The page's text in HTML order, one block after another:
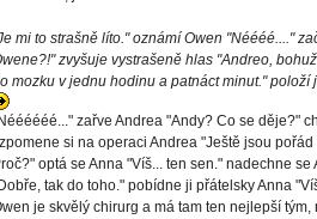
mi to strašně líto." oznámí Owen "Néééé...."
zvyšuje vystrašeně hlas "Andreo,
mozku v jednu hodinu a patnáct minut."
zařve Andrea "Andy? Co se děje?"
si na operaci Andrea "Ještě jsou
optá se Anna "Víš... ten sen." nadechne
tak do toho." pobídne ji přátelsky Anna
je skvělý chirurg a má tam ten nejlepší